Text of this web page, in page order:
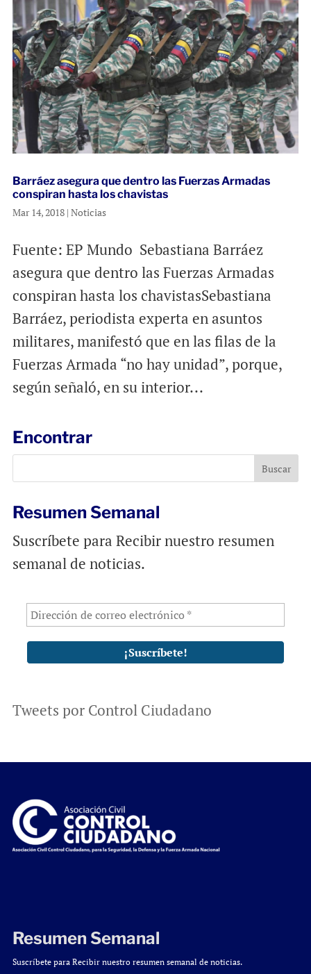
Barráez asegura que dentro las Fuerzas Armadas
conspiran hasta los chavistas
Mar 14, 2018| Noticias
Fuente: EP Mundo Sebastiana Barráez
asegura que dentro las Fuerzas Armadas
conspiran hasta los chavistasSebastiana
Barráez, periodista experta en asuntos
militares, manifestó que en las filas de la
Fuerzas Armada “no hay unidad”, porque,
según señaló, en su interior...
Encontrar
Resumen Semanal
Suscríbete para Recibir nuestro resumen
semanal de noticias.
Tweets por Control Ciudadano
Resumen Semanal
Suscríbete para Recibir nuestro resumen semanal de noticias.